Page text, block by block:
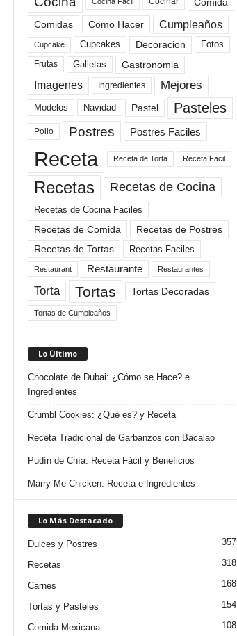
Comidas
Como Hacer Cumpleaños
Cupcake Cupcakes Decoracion Fotos
Frutas Galletas Gastronomia
Imagenes Ingredientes Mejores
Modelos Navidad Pastel Pasteles
Pollo Postres Postres Faciles
Receta Receta de Torta Receta Facil
Recetas Recetas de Cocina
Recetas de Cocina Faciles
Recetas de Comida
Recetas de Postres
Recetas de Tortas
Recetas Faciles
Restaurant Restaurante Restaurantes
Torta Tortas Tortas Decoradas
Tortas de Cumpleaños
Lo Último
Chocolate de Dubai: ¿Cómo se Hace? e
Ingredientes
Crumbl Cookies: ¿Qué es? y Receta
Receta Tradicional de Garbanzos con Bacalao
Pudín de Chía: Receta Fácil y Beneficios
Marry Me Chicken: Receta e Ingredientes
Lo Más Destacado
Dulces y Postres 357
Recetas 318
Carnes 168
Tortas y Pasteles 154
Comida Mexicana 108